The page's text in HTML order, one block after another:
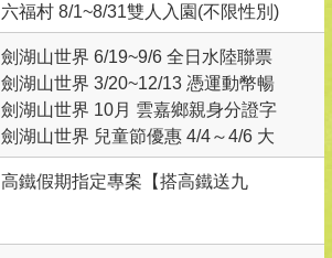
購票入園，享三人優惠價$1,740
園，須有1位陪同者購票入園；陪同
者享優惠價$799(至多4位)。
六福村 8/1~8/31雙人入園(不限性別)
子不適用)
劍湖山世界 6/19~9/6 全日水陸聯票
599 元 ， 午後玩水只要 499元
劍湖山世界 3/20~12/13 憑運動幣暢
玩樂園 第一人500元、第二人199元
劍湖山世界 10月 雲嘉鄉親身分證字
號有「P」、「Q」、「I」 享 299元
優惠
劍湖山世界 兒童節優惠 4/4～4/6 大
高鐵假期指定專案【搭高鐵送九